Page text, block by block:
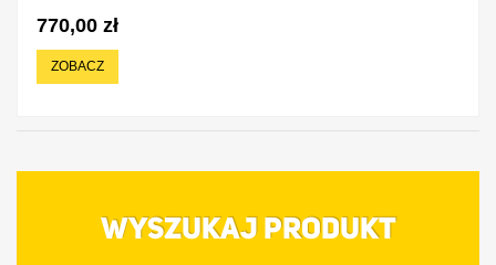
770,00 zł
ZOBACZ
WYSZUKAJ PRODUKT